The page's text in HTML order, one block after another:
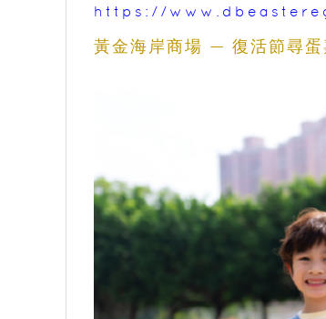
https://
黃金海岸商場 — 復活節尋蛋